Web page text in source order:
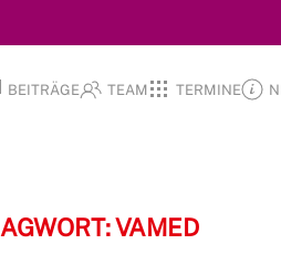
BEITRÄGE TEAM TERMINE
VAMED